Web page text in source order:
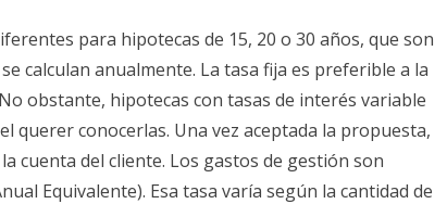
para hipotecas de 15, 20 o 30 años, que son
calculan anualmente. La tasa fija es preferible a la
obstante, hipotecas con tasas de interés variable
querer conocerlas. Una vez aceptada la propuesta,
cuenta del cliente. Los gastos de gestión son
Equivalente). Esa tasa varía según la cantidad de